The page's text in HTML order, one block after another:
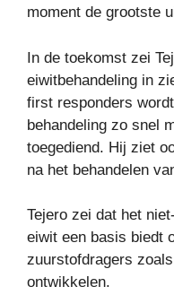
moment de grootste
In de toekomst zei
eiwitbehandeling in
first responders
behandeling zo snel
toegediend. Hij ziet
na het behandelen
Tejero zei dat het
eiwit een basis biedt
zuurstofdragers
ontwikkelen.